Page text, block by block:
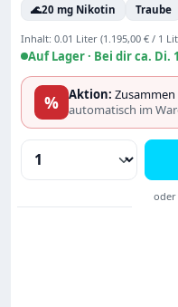
🌊20 mg Nikotin Traube
Inhalt: 0.01 Liter (1.195,00 € / 1
Auf Lager · Bei dir ca. Di.
% Aktion: Zusammen
automatisch im
Produkt Anzahl: